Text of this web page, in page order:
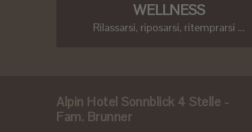
WELLNESS
Rilassarsi, riposarsi, ritemprarsi ...
Alpin Hotel Sonnblick 4 Stelle -
Fam. Brunner